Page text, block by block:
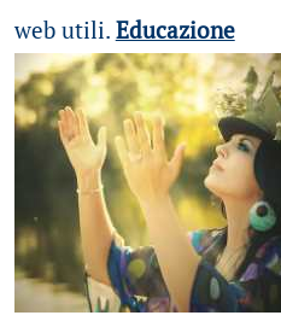
web utili. Educazione